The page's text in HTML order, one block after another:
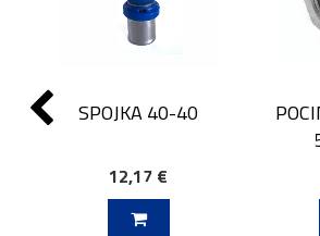
SPOJKA 40-40
12,17 €